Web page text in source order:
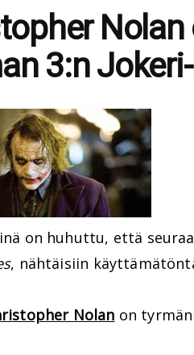
3:n
on huhuttu, että
, nähtäisiin
Nolan on